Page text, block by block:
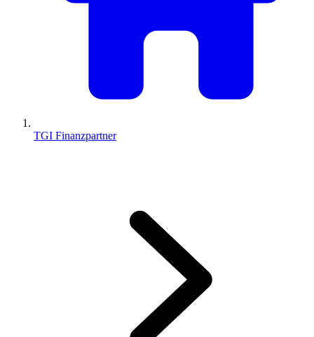
TGI Finanzpartner